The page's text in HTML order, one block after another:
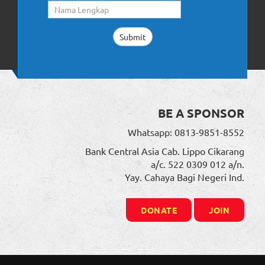
BE A SPONSOR
Whatsapp: 0813-9851-8552
Bank Central Asia Cab. Lippo Cikarang
a/c. 522 0309 012 a/n.
Yay. Cahaya Bagi Negeri Ind.
DONATE JOIN